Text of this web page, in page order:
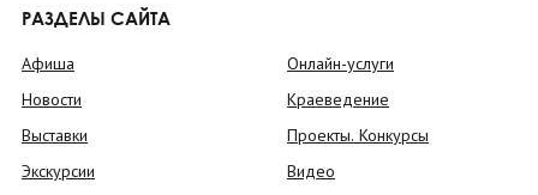
РАЗДЕЛЫ САЙТА
Афиша
Новости
Выставки
Экскурсии
Онлайн-услуги
Краеведение
Проекты. Конкурсы
Видео